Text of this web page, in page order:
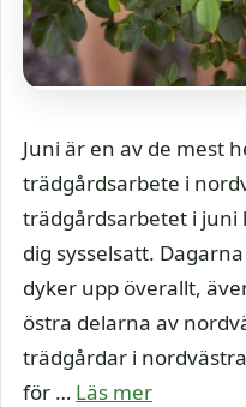
Juni är en av de mest
trädgårdsarbete i
trädgårdsarbetet i
dig sysselsatt.
dyker upp överallt,
östra delarna av
trädgårdar i
för … Läs mer